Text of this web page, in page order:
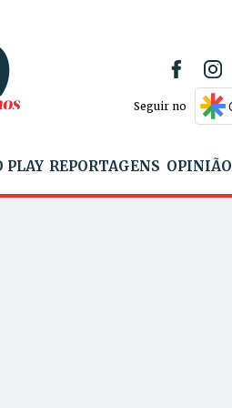
Seguir no
PLAY REPORTAGENS OPINIÃO